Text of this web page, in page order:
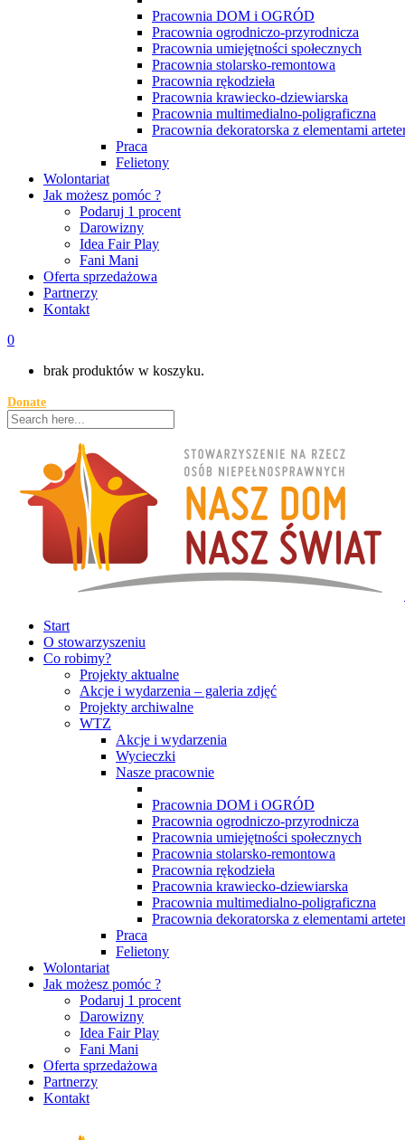
Pracownia DOM i OGRÓD
Pracownia ogrodniczo-przyrodnicza
Pracownia umiejętności społecznych
Pracownia stolarsko-remontowa
Pracownia rękodzieła
Pracownia krawiecko-dziewiarska
Pracownia multimedialno-poligraficzna
Pracownia dekoratorska z elementami
Praca
Felietony
Wolontariat
Jak możesz pomóc ?
Podaruj 1 procent
Darowizny
Idea Fair Play
Fani Mani
Oferta sprzedażowa
Partnerzy
Kontakt
0
brak produktów w koszyku.
Donate
Start
O stowarzyszeniu
Co robimy?
Projekty aktualne
Akcje i wydarzenia – galeria zdjęć
Projekty archiwalne
WTZ
Akcje i wydarzenia
Wycieczki
Nasze pracownie
Pracownia DOM i OGRÓD
Pracownia ogrodniczo-przyrodnicza
Pracownia umiejętności społecznych
Pracownia stolarsko-remontowa
Pracownia rękodzieła
Pracownia krawiecko-dziewiarska
Pracownia multimedialno-poligraficzna
Pracownia dekoratorska z elementami
Praca
Felietony
Wolontariat
Jak możesz pomóc ?
Podaruj 1 procent
Darowizny
Idea Fair Play
Fani Mani
Oferta sprzedażowa
Partnerzy
Kontakt